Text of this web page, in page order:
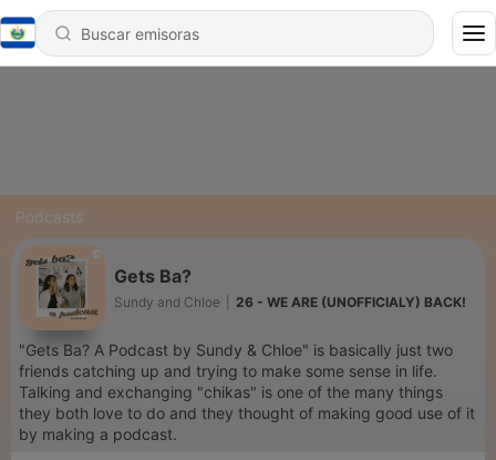
Podcasts
Gets Ba?
Sundy and Chloe 26 - WE ARE (UNOFFICIALY) BACK!
"Gets Ba? A Podcast by Sundy & Chloe" is basically just two
friends catching up and trying to make some sense in life.
Talking and exchanging "chikas" is one of the many things
they both love to do and they thought of making good use of it
by making a podcast.